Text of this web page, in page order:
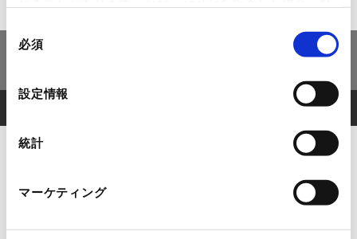
示されないことがあります。
> プライバシーポリシー
同
必須
設定情報
統計
マーケティング
サイトご利用にあたって
プライバシーポリシー